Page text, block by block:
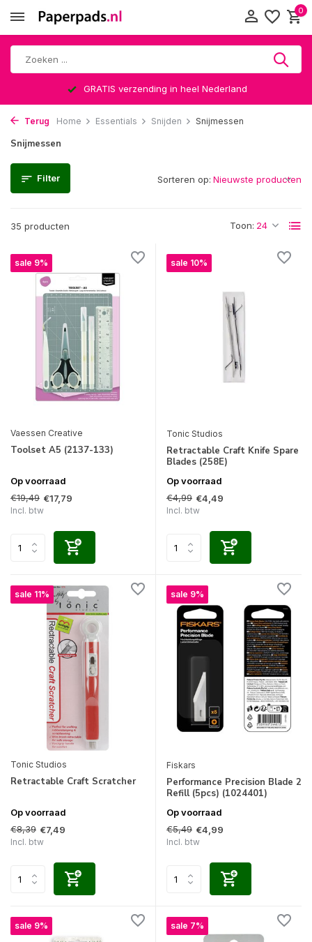
0
Altijd een leuke verrassing
Terug Home Essentials Snijden Snijmessen
Snijmessen
Filter
35 producten Toon:
Sorteren op:
sale 9%
Vaessen Creative
Toolset A5 (2137-133)
Op voorraad
€19,49 €17,79
Incl. btw
sale 10%
Tonic Studios
Retractable Craft Knife Spare
Blades (258E)
Op voorraad
€4,99 €4,49
Incl. btw
sale 11%
Tonic Studios
Retractable Craft Scratcher
Op voorraad
€8,39 €7,49
Incl. btw
sale 9%
Fiskars
Performance Precision Blade 2
Refill (5pcs) (1024401)
Op voorraad
€5,49 €4,99
Incl. btw
sale 9% sale 7%